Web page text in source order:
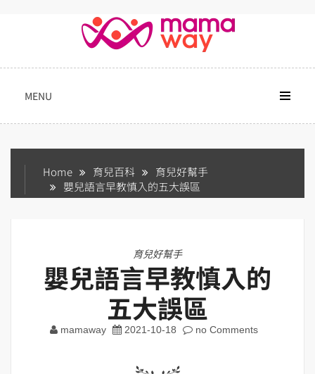
MENU
Home 育兒百科
育兒好幫手
嬰兒語言早教慎入的五大誤區
育兒好幫手
嬰兒語言早教慎入的
五大誤區
mamaway 2021-10-18 no Comments